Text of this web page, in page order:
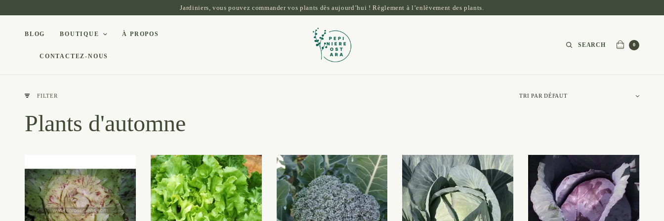
Jardiniers, vous pouvez commander vos plants dès aujourd’hui ! Règlement à l’enlèvement des plants.
BLOG BOUTIQUE À PROPOS
CONTACTEZ-NOUS
SEARCH 0
FILTER
Plants d'automne